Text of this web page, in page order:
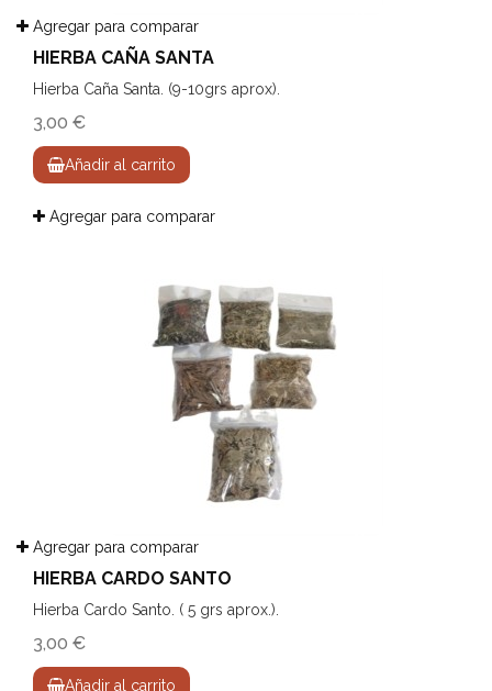
Agregar para comparar
HIERBA CAÑA SANTA
Hierba Caña Santa. (9-10grs aprox).
3,00 €
Añadir al carrito
Agregar para comparar
Agregar para comparar
HIERBA CARDO SANTO
Hierba Cardo Santo. ( 5 grs aprox.).
3,00 €
Añadir al carrito